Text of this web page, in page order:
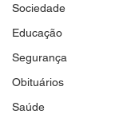
Sociedade
Educação
Segurança
Obituários
Saúde